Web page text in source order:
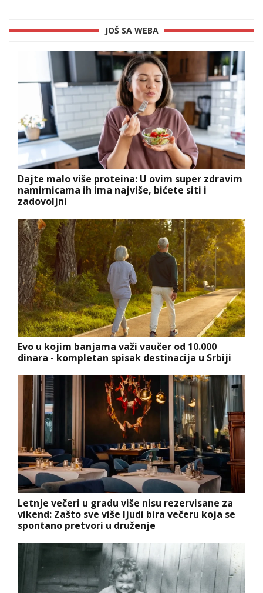
JOŠ SA WEBA
Dajte malo više proteina: U ovim super zdravim
namirnicama ih ima najviše, bićete siti i
zadovoljni
Evo u kojim banjama važi vaučer od 10.000
dinara - kompletan spisak destinacija u Srbiji
Letnje večeri u gradu više nisu rezervisane za
vikend: Zašto sve više ljudi bira večeru koja se
spontano pretvori u druženje